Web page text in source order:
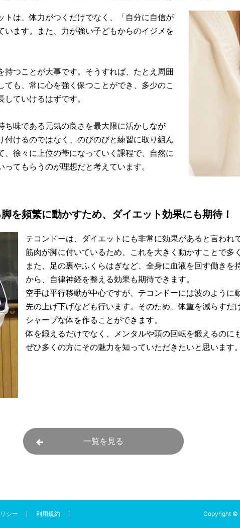
は、体力がつくだけでなく、「自分に自信が
ます。また、力が強い子どもからのイジメを
つことが大事です。そうすれば、たとえ周囲
も、常に心を強く保つことができ、多少のこ
ていけるはずです。
味である元気の良さを最大限に活かしなが
付けるのではなく、のびのびと練習に取り組ん
徐々に上位の帯になっていく課程で、自然に
てもらうのが理想だと考えています。
を頻繁に動かすため、ダイエット効果にも期待！
テコンドーは、ダイエットにも非常に効果があると言われ
筋肉が脚に付いているため、これを大きく動かすことで多
また、足の裏やふくらはぎなど、全身に血液を回す働きを
から、自律神経を整える効果も期待できます。
空手は平行移動が中心ですが、テコンドーには波のように
先の上げ下げなども行います。そのため、体重を減らすだ
シャープな体を作ることができます。
体を鍛えるだけでなく、メンタルや頭の回転を鍛えるのに
ぜひ多くの方にその魅力を知っていただきたいと思います。
一覧を見る
シー 利用規約 Copyright ©